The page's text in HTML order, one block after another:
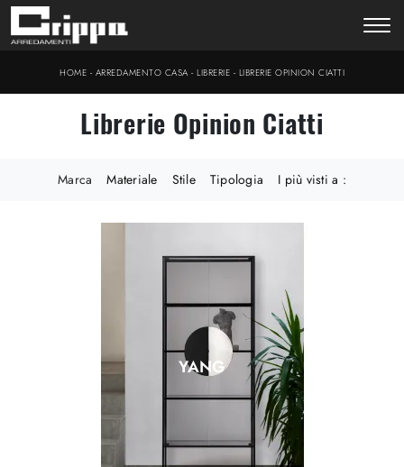
HOME - ARREDAMENTO CASA - LIBRERIE - LIBRERIE OPINION CIATTI
Librerie Opinion Ciatti
Marca Materiale Stile Tipologia I più visti a :
YANG